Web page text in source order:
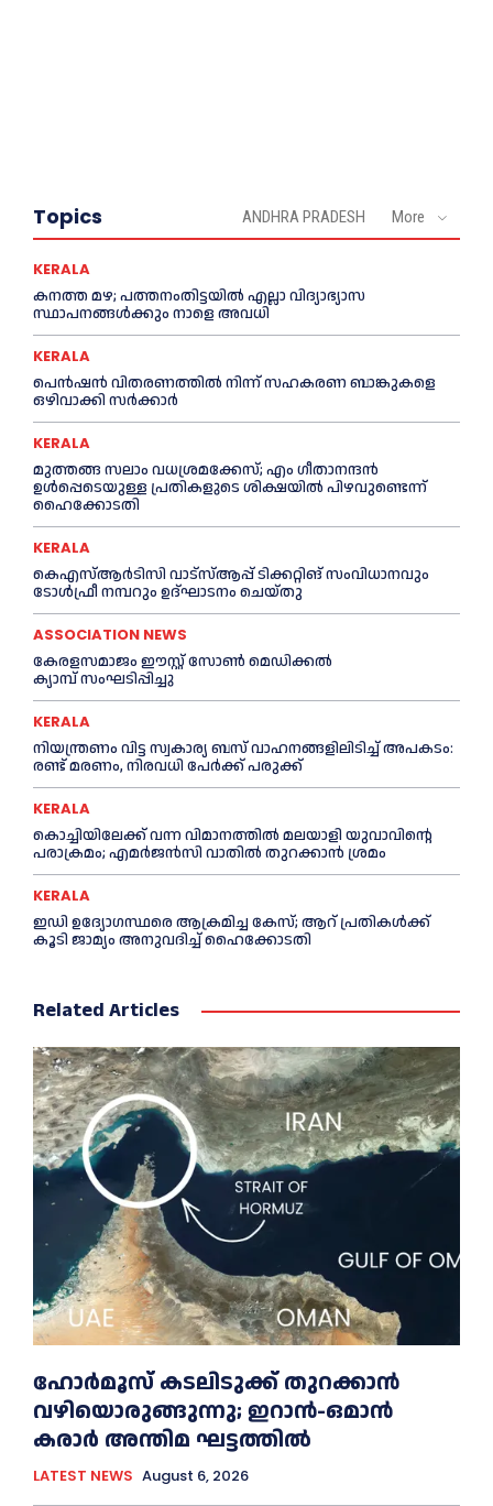
Topics ANDHRA PRADESH More
KERALA
കനത്ത മഴ; പത്തനംതിട്ടയില്‍ എല്ലാ വിദ്യാഭ്യാസ
സ്ഥാപനങ്ങള്‍ക്കും നാളെ അവധി
KERALA
പെൻഷൻ വിതരണത്തില്‍ നിന്ന് സഹകരണ ബാങ്കുകളെ
ഒഴിവാക്കി സര്‍ക്കാര്‍
KERALA
മുത്തങ്ങ സലാം വധശ്രമക്കേസ്; എം ഗീതാനന്ദൻ
ഉള്‍പ്പെടെയുള്ള പ്രതികളുടെ ശിക്ഷയില്‍ പിഴവുണ്ടെന്ന്
ഹൈക്കോടതി
KERALA
കെഎസ്‌ആര്‍ടിസി വാട്‌സ്‌ആപ്പ് ടിക്കറ്റിങ് സംവിധാനവും
ടോള്‍ഫ്രീ നമ്പറും ഉദ്ഘാടനം ചെയ്തു
ASSOCIATION NEWS
കേരളസമാജം ഈസ്റ്റ് സോണ്‍ മെഡിക്കൽ
ക്യാമ്പ് സംഘടിപ്പിച്ചു
KERALA
നിയന്ത്രണം വിട്ട സ്വകാര്യ ബസ് വാഹനങ്ങളിലിടിച്ച്‌ അപകടം:
രണ്ട് മരണം, നിരവധി പേർക്ക് പരുക്ക്
KERALA
കൊച്ചിയിലേക്ക് വന്ന വിമാനത്തില്‍ മലയാളി യുവാവിന്റെ
പരാക്രമം; എമര്‍ജൻസി വാതില്‍ തുറക്കാൻ ശ്രമം
KERALA
ഇഡി ഉദ്യോഗസ്ഥരെ ആക്രമിച്ച കേസ്; ആറ് പ്രതികള്‍ക്ക്
കൂടി ജാമ്യം അനുവദിച്ച്‌ ഹൈക്കോടതി
Related Articles
ഹോർമൂസ് കടലിടുക്ക് തുറക്കാൻ
വഴിയൊരുങ്ങുന്നു; ഇറാൻ-ഒമാൻ
കരാർ അന്തിമ ഘട്ടത്തിൽ
LATEST NEWS August 6, 2026